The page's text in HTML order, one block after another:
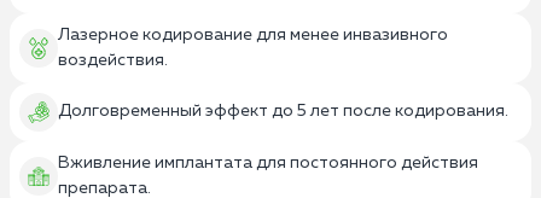
Лазерное кодирование для менее инвазивного
воздействия.
Долговременный эффект до 5 лет после кодирования.
Вживление имплантата для постоянного действия
препарата.